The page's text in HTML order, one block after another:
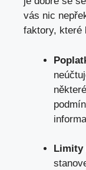
vás nic
faktory, které
Limity